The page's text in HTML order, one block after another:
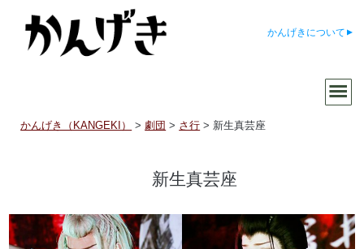
かんげきについて
かんげき（KANGEKI） >劇団 > さ行 > 新生真芸座
新生真芸座